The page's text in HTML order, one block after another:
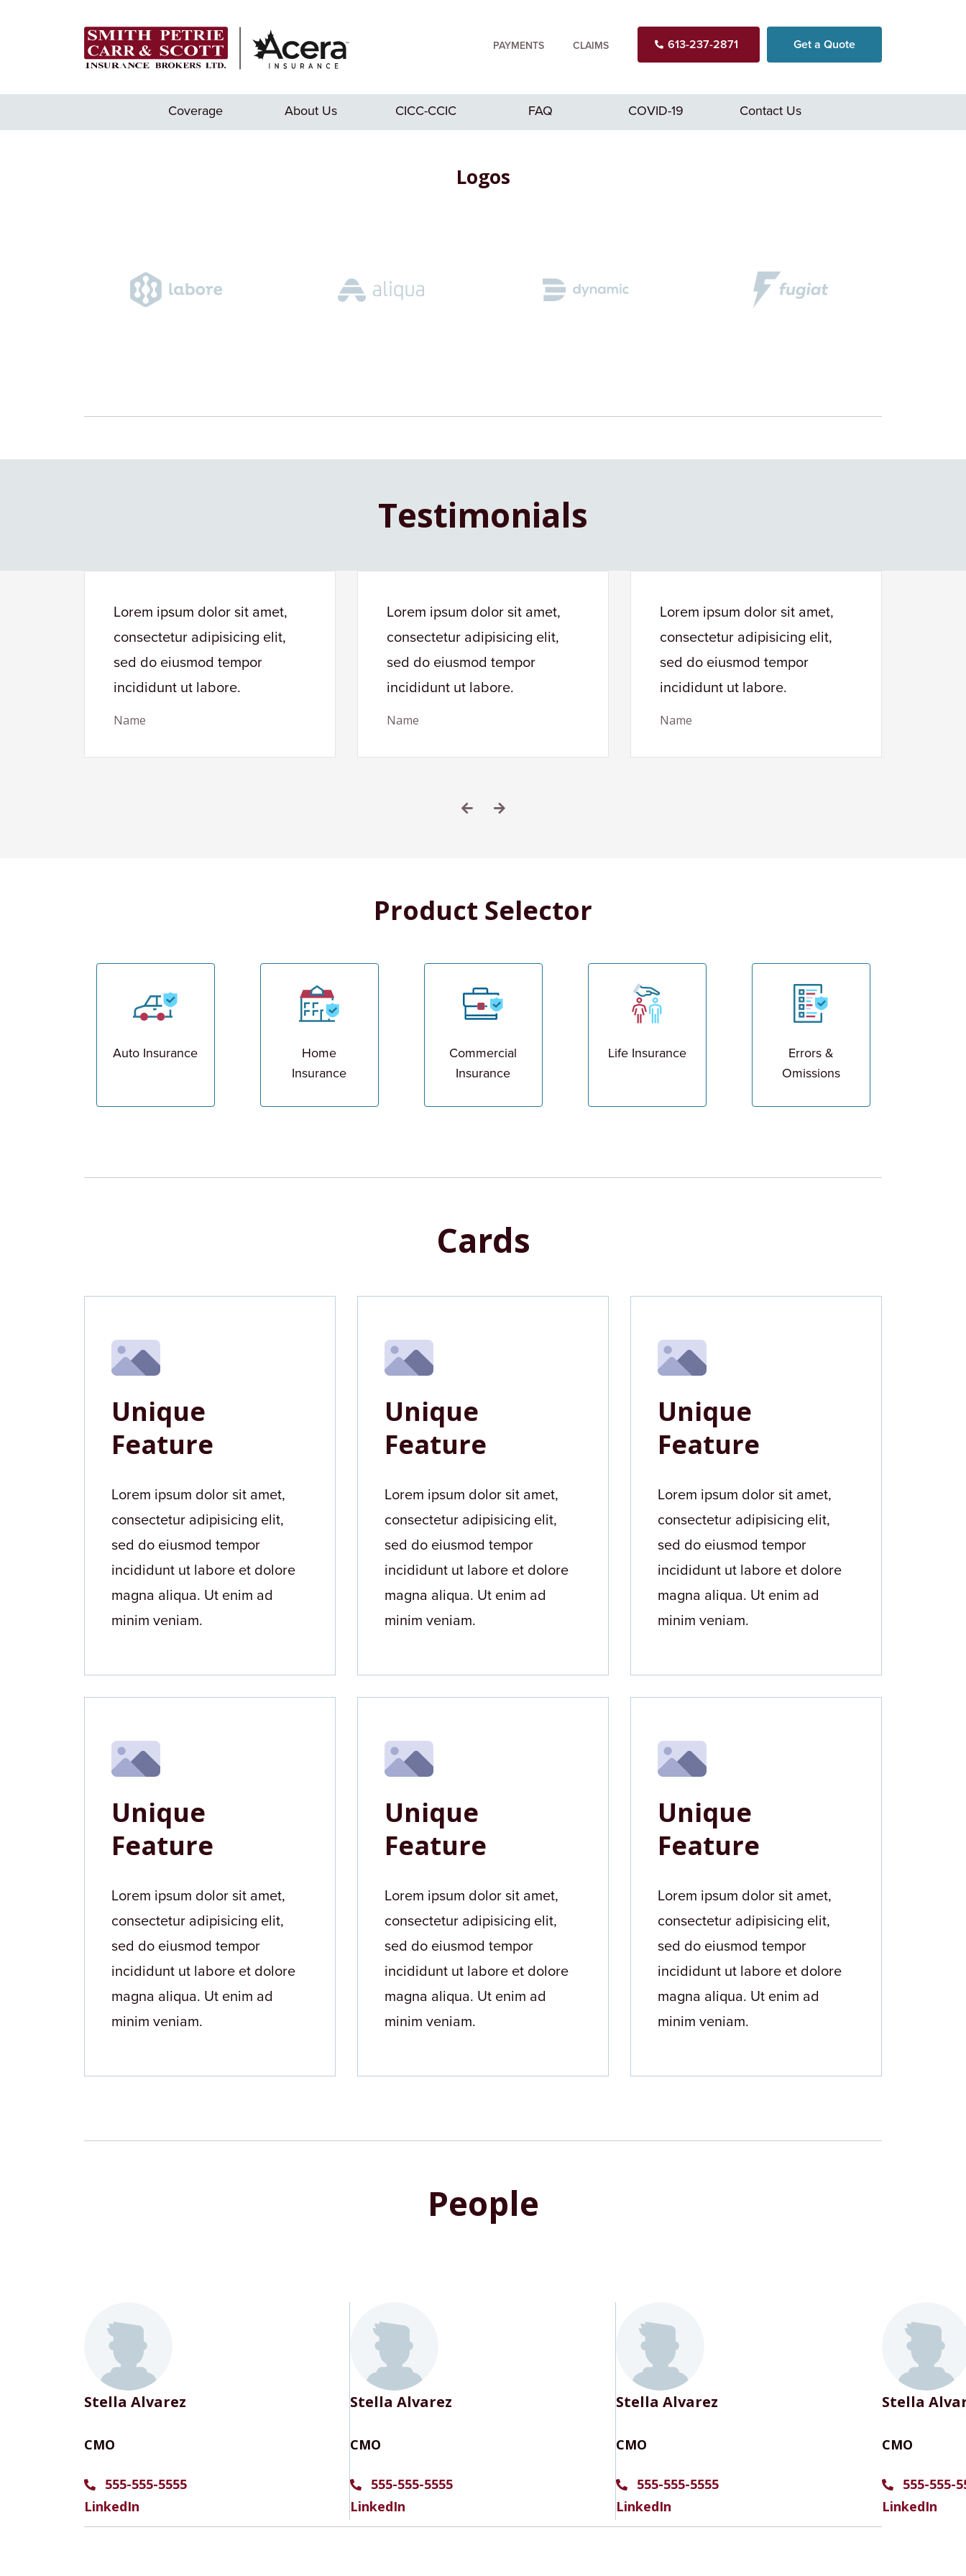
PAYMENTS CLAIMS 613-237-2871 Get a Quote
Coverage About Us CICC-CCIC FAQ COVID-19 Contact Us
Logos
Testimonials
Name
Lorem ipsum dolor sit amet,
consectetur adipisicing elit,
sed do eiusmod tempor
incididunt ut labore.
Name
Lorem ipsum dolor sit amet,
consectetur adipisicing elit,
sed do eiusmod tempor
incididunt ut labore.
Name
Lorem ipsum dolor sit amet,
consectetur adipisicing elit,
sed do eiusmod tempor
incididunt ut labore.
Product Selector
Auto Insurance
Home
Insurance
Commercial
Insurance
Life Insurance
Errors &
Omissions
Cards
Unique
Feature
Lorem ipsum dolor sit amet,
consectetur adipisicing elit,
sed do eiusmod tempor
incididunt ut labore et dolore
magna aliqua. Ut enim ad
minim veniam.
Unique
Feature
Lorem ipsum dolor sit amet,
consectetur adipisicing elit,
sed do eiusmod tempor
incididunt ut labore et dolore
magna aliqua. Ut enim ad
minim veniam.
Unique
Feature
Lorem ipsum dolor sit amet,
consectetur adipisicing elit,
sed do eiusmod tempor
incididunt ut labore et dolore
magna aliqua. Ut enim ad
minim veniam.
Unique
Feature
Lorem ipsum dolor sit amet,
consectetur adipisicing elit,
sed do eiusmod tempor
incididunt ut labore et dolore
magna aliqua. Ut enim ad
minim veniam.
Unique
Feature
Lorem ipsum dolor sit amet,
consectetur adipisicing elit,
sed do eiusmod tempor
incididunt ut labore et dolore
magna aliqua. Ut enim ad
minim veniam.
Unique
Feature
Lorem ipsum dolor sit amet,
consectetur adipisicing elit,
sed do eiusmod tempor
incididunt ut labore et dolore
magna aliqua. Ut enim ad
minim veniam.
People
Stella Alvarez
CMO
555-555-5555
LinkedIn
Stella Alvarez
CMO
555-555-5555
LinkedIn
Stella Alvarez
CMO
555-555-5555
LinkedIn
Stella
CMO
555-555-
LinkedIn